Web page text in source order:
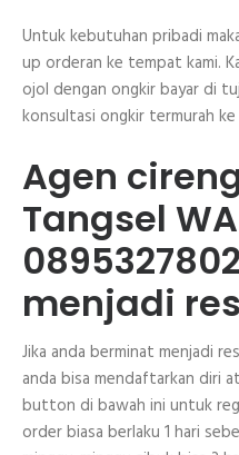
Untuk kebutuhan pribadi
up orderan ke tempat kami.
ojol dengan ongkir bayar di
konsultasi ongkir termurah
Agen
Tangsel WA
menjadi
Jika anda berminat menjadi
anda bisa mendaftarkan diri
button di bawah ini untuk
order biasa berlaku 1 hari